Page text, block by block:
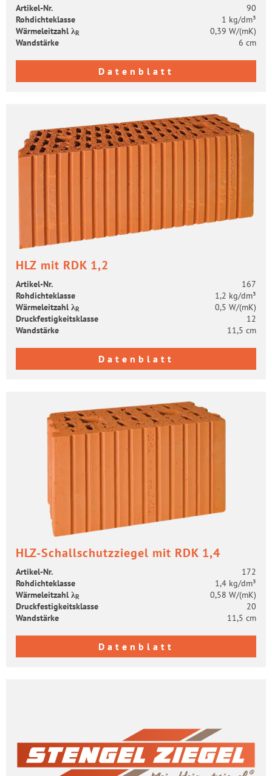
Artikel-​Nr.
90
Roh­dich­te­klas­se
1 kg/dm³
Wär­me­leit­zahl λR
0,39 W/(mK)
Wand­stär­ke
6 cm
Datenblatt
HLZ mit RDK 1,2
Artikel-​Nr.
167
Roh­dich­te­klas­se
1,2 kg/dm³
Wär­me­leit­zahl λR
0,5 W/(mK)
Druck­fes­tig­keits­klas­se
12
Wand­stär­ke
11,5 cm
Datenblatt
HLZ-​Schallschutzziegel mit RDK 1,4
Artikel-​Nr.
172
Roh­dich­te­klas­se
1,4 kg/dm³
Wär­me­leit­zahl λR
0,58 W/(mK)
Druck­fes­tig­keits­klas­se
20
Wand­stär­ke
11,5 cm
Datenblatt